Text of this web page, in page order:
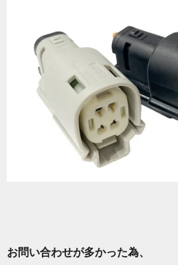
お問い合わせが多かった為、